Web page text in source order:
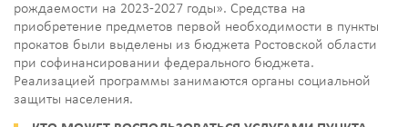
рождаемости на 2023-2027 годы». Средства на
приобретение предметов первой необходимости в пункты
прокатов были выделены из бюджета Ростовской области
при софинансировании федерального бюджета.
Реализацией программы занимаются органы социальной
защиты населения.